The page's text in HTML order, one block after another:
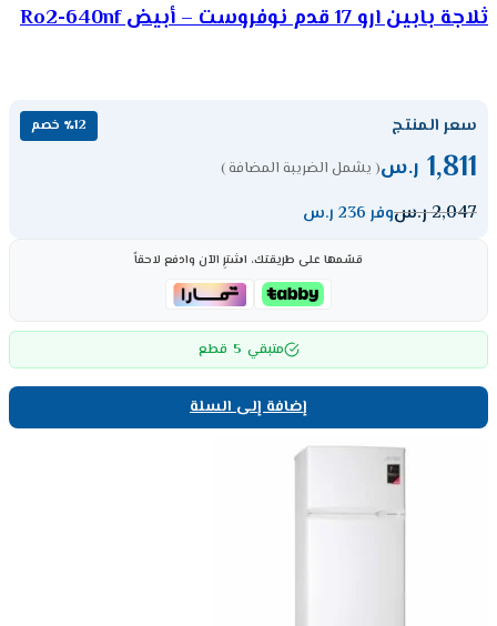
ثلاجة بابين ارو 17 قدم نوفروست – أبيض Ro2-640nf
سعر المنتج ٪12 خصم
1,811 ر.س( يشمل الضريبة المضافة )
2,047ر.سوفر 236 ر.س
قسّمها على طريقتك، اشترِ الآن وادفع لاحقاً
متبقي 5 قطع
إضافة إلى السلة